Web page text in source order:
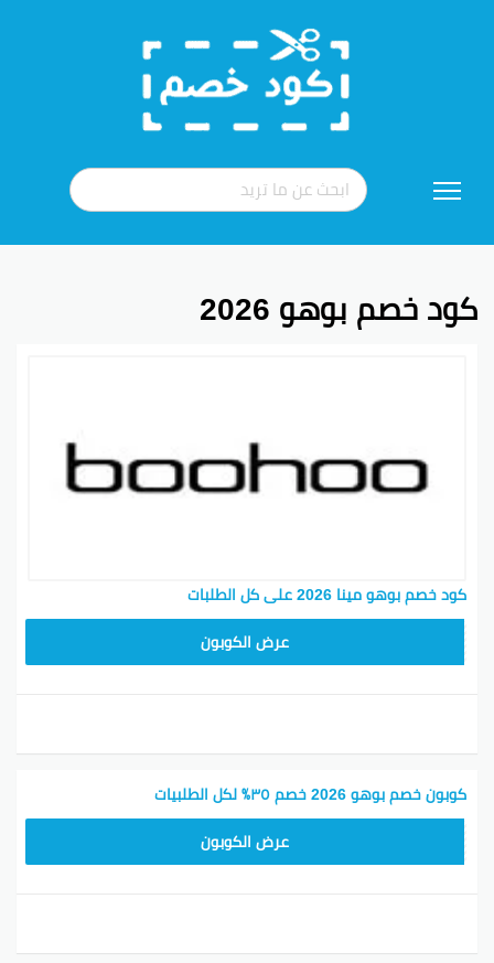
إلى
كود خصم بوهو 2026
كود خصم بوهو مينا 2026 على كل الطلبات
عرض الكوبون
كوبون خصم بوهو 2026 خصم ٣٥٪ لكل الطلبيات
عرض الكوبون